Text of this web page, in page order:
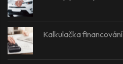
Kalkulačka financování